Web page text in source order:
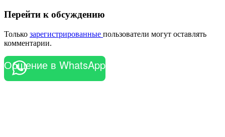
Перейти к обсуждению
Только зарегистрированные пользователи могут оставлять
комментарии.
Общение в WhatsApp